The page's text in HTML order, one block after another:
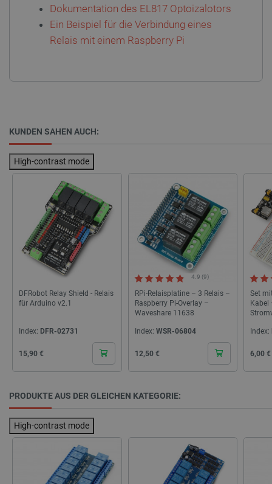
Dokumentation des EL817 Optoizalotors
Ein Beispiel für die Verbindung eines
Relais mit einem Raspberry Pi
KUNDEN SAHEN AUCH:
High-contrast mode
DFRobot Relay Shield - Relais
für Arduino v2.1
Index: DFR-02731
Cena
15,90 €
4.9 (9)
RPi-Relaisplatine – 3 Relais –
Raspberry Pi-Overlay –
Waveshare 11638
Index: WSR-06804
Cena
12,50 €
Set
Kabel
Index:
Cena
6,00 €
PRODUKTE AUS DER GLEICHEN KATEGORIE:
High-contrast mode
PrestaShop-[abcdef0123456789]{32} .botland.de
_lb
CookieScriptConsent
CookieScript
2
Quality Unit
botland.de